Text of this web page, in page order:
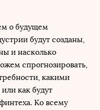
о будущем
будут созданы,
и насколько
спрогнозировать,
какими
как будут
Ко всему